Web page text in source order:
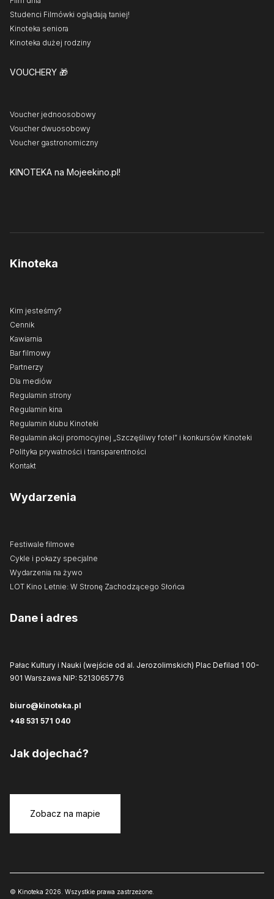
Studenci Filmówki oglądają taniej!
Kinoteka seniora
Kinoteka dużej rodziny
VOUCHERY 🎁
Voucher jednoosobowy
Voucher dwuosobowy
Voucher gastronomiczny
KINOTEKA na Mojeekino.pl!
Kinoteka
Kim jesteśmy?
Cennik
Kawiarnia
Bar filmowy
Partnerzy
Dla mediów
Regulamin strony
Regulamin kina
Regulamin klubu Kinoteki
Regulamin akcji promocyjnej „Szczęśliwy fotel” i konkursów Kinoteki
Polityka prywatności i transparentności
Kontakt
Wydarzenia
Festiwale filmowe
Cykle i pokazy specjalne
Wydarzenia na żywo
LOT Kino Letnie: W Stronę Zachodzącego Słońca
Dane i adres
Pałac Kultury i Nauki (wejście od al. Jerozolimskich) Plac Defilad 1 00-
901 Warszawa NIP: 5213065776
biuro@kinoteka.pl
+48 531 571 040
Jak dojechać?
Zobacz na mapie
© Kinoteka 2026. Wszystkie prawa zastrzeżone.